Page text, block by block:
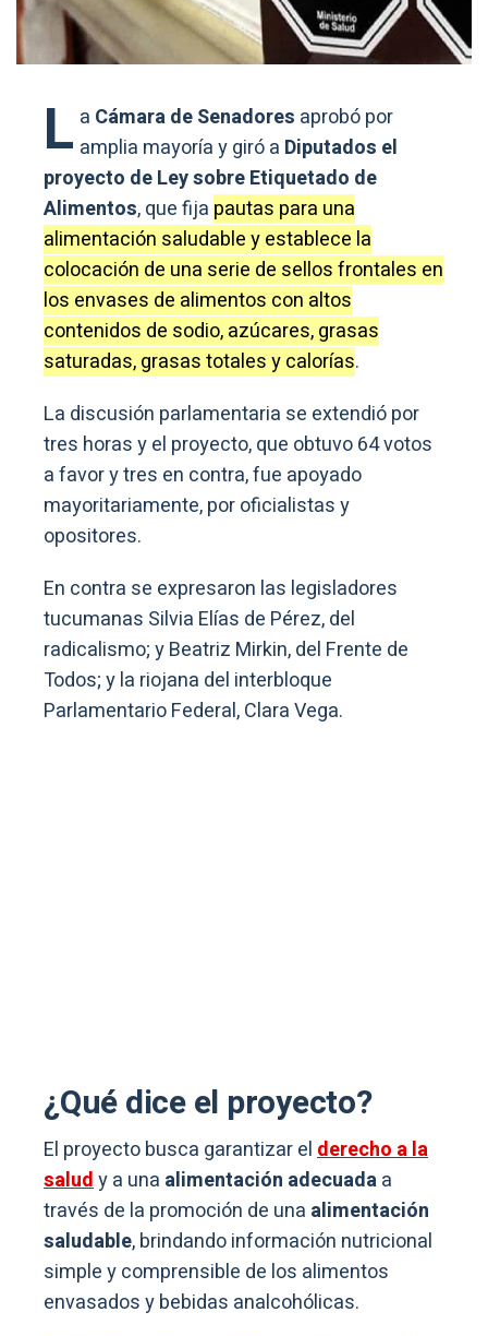
L a Cámara de Senadores aprobó por
amplia mayoría y giró a Diputados el
proyecto de Ley sobre Etiquetado de
Alimentos, que fija pautas para una
alimentación saludable y establece la
colocación de una serie de sellos frontales en
los envases de alimentos con altos
contenidos de sodio, azúcares, grasas
saturadas, grasas totales y calorías.
La discusión parlamentaria se extendió por
tres horas y el proyecto, que obtuvo 64 votos
a favor y tres en contra, fue apoyado
mayoritariamente, por oficialistas y
opositores.
En contra se expresaron las legisladores
tucumanas Silvia Elías de Pérez, del
radicalismo; y Beatriz Mirkin, del Frente de
Todos; y la riojana del interbloque
Parlamentario Federal, Clara Vega.
¿Qué dice el proyecto?
El proyecto busca garantizar elderecho a la
saludy a una alimentación adecuadaa
través de la promoción de una alimentación
saludable, brindando información nutricional
simple y comprensible de los alimentos
envasados y bebidas analcohólicas.